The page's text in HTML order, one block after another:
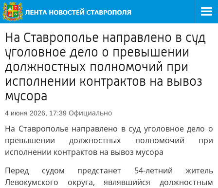
На Ставрополье направлено в суд
уголовное дело о превышении
должностных полномочий при
исполнении контрактов на вывоз
мусора
4 июня 2026, 17:39 Официально
На Ставрополье направлено в суд уголовное дело о
превышении должностных полномочий при
исполнении контрактов на вывоз мусора
Перед судом предстанет 54-летний житель
Левокумского округа, являвшийся должностным